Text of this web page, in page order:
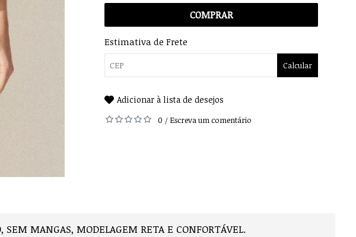
COMPRAR
Estimativa de Frete
Calcular
Adicionar à lista de desejos
0 / Escreva um comentário
SEM MANGAS, MODELAGEM RETA E CONFORTÁVEL.